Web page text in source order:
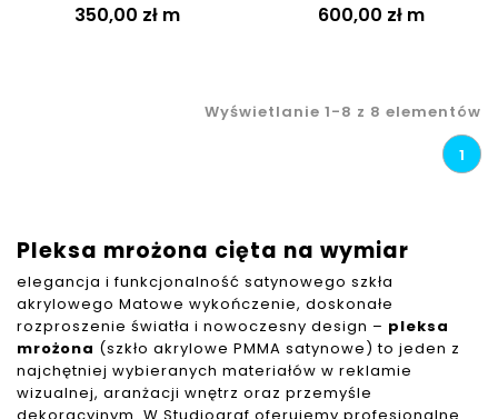
350,00 zł m 600,00 złm
Wyświetlanie 1-8 z 8 elementów
1
Pleksa mrożona cięta na wymiar
elegancja i funkcjonalność satynowego szkła
akrylowego Matowe wykończenie, doskonałe
rozproszenie światła i nowoczesny design – pleksa
mrożona (szkło akrylowe PMMA satynowe) to jeden z
najchętniej wybieranych materiałów w reklamie
wizualnej, aranżacji wnętrz oraz przemyśle